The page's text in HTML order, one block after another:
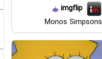
imgflip
Monos Simpsons